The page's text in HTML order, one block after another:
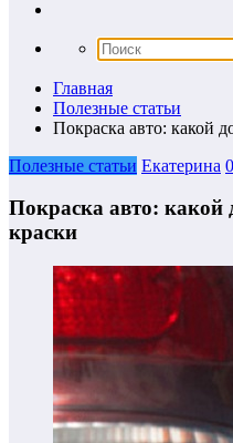
Главная
Полезные статьи
Покраска авто: какой
Полезные статьи Екатерина
Покраска авто:
краски